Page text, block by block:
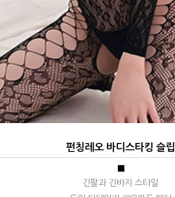
펀칭레오 바디스타킹 슬립
■
긴팔과 긴바지 스타일